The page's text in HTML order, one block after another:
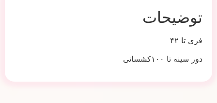
توضیحات
فری تا ۴۲
دور سینه تا ۱۰۰کشسانی